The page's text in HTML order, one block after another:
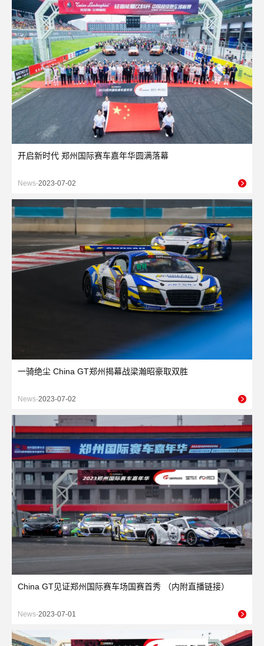
开启新时代 郑州国际赛车嘉年华圆满落幕
News-2023-07-02
一骑绝尘 China GT郑州揭幕战梁瀚昭豪取双胜
News-2023-07-02
China GT见证郑州国际赛车场国赛首秀 （内附直播链接）
News-2023-07-01